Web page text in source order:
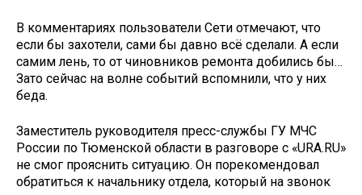
В комментариях пользователи Сети отмечают, что
если бы захотели, сами бы давно всё сделали. А если
самим лень, то от чиновников ремонта добились бы…
Зато сейчас на волне событий вспомнили, что у них
беда.
Заместитель руководителя пресс-службы ГУ МЧС
России по Тюменской области в разговоре с «URA.RU»
не смог прояснить ситуацию. Он порекомендовал
обратиться к начальнику отдела, который на звонок